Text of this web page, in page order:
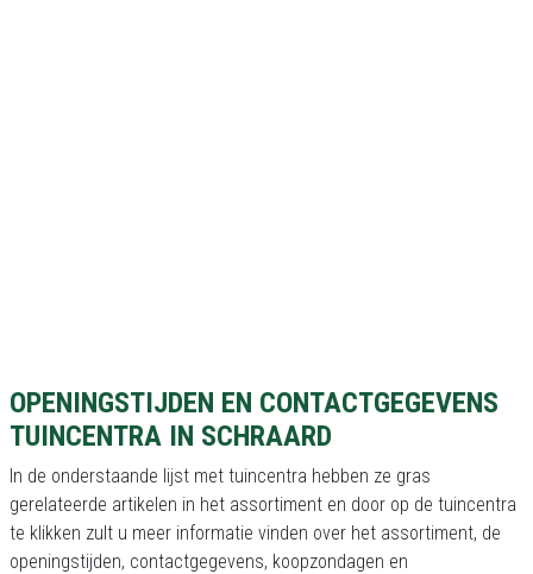
OPENINGSTIJDEN EN CONTACTGEGEVENS
TUINCENTRA IN SCHRAARD
In de onderstaande lijst met tuincentra hebben ze gras
gerelateerde artikelen in het assortiment en door op de tuincentra
te klikken zult u meer informatie vinden over het assortiment, de
openingstijden, contactgegevens, koopzondagen en